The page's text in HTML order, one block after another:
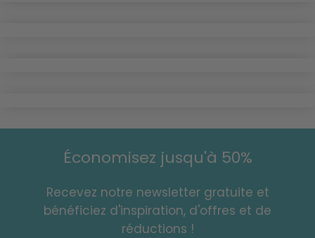
Économisez jusqu'à 50%
Recevez notre newsletter gratuite et
bénéficiez d'inspiration, d'offres et de
réductions !